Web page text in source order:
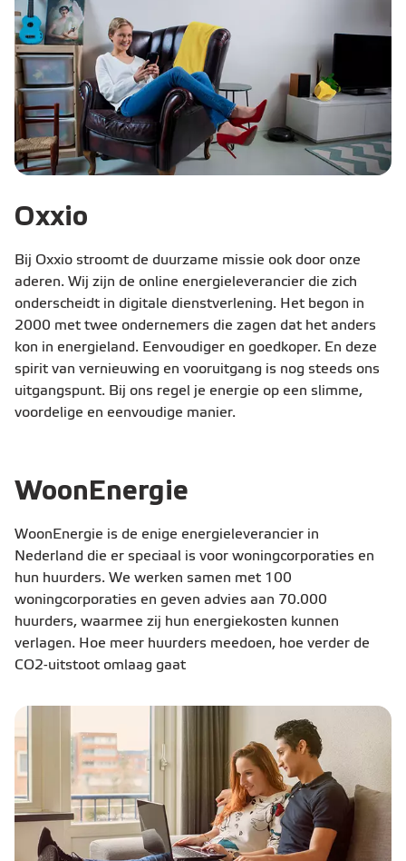
Oxxio
Bij Oxxio stroomt de duurzame missie ook door onze
aderen. Wij zijn de online energieleverancier die zich
onderscheidt in digitale dienstverlening. Het begon in
2000 met twee ondernemers die zagen dat het anders
kon in energieland. Eenvoudiger en goedkoper. En deze
spirit van vernieuwing en vooruitgang is nog steeds ons
uitgangspunt. Bij ons regel je energie op een slimme,
voordelige en eenvoudige manier.
WoonEnergie
WoonEnergie is de enige energieleverancier in
Nederland die er speciaal is voor woningcorporaties en
hun huurders. We werken samen met 100
woningcorporaties en geven advies aan 70.000
huurders, waarmee zij hun energiekosten kunnen
verlagen. Hoe meer huurders meedoen, hoe verder de
CO2-uitstoot omlaag gaat